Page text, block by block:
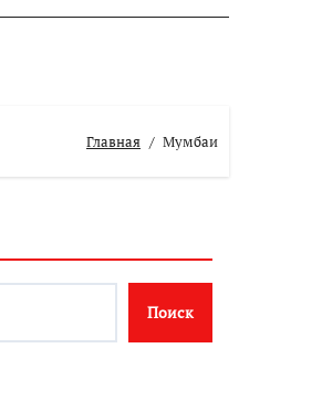
Главная Мумбаи
Поиск